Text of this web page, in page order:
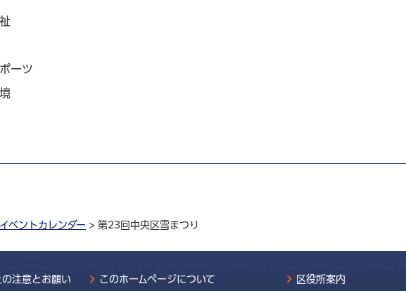
ーツ
イベントカレンダー > 第23回中央区雪まつり
注意とお願い このホームページについて 区役所案内